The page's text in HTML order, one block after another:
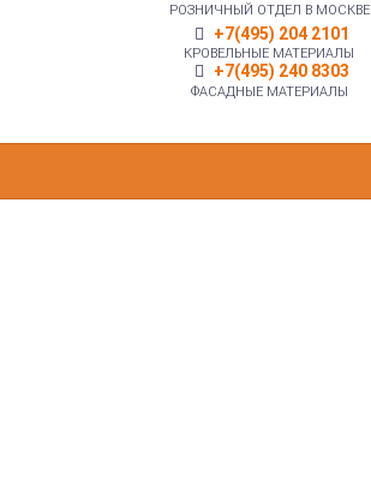
РОЗНИЧНЫЙ ОТДЕЛ В МОСКВЕ
+7(495) 204 2101
КРОВЕЛЬНЫЕ МАТЕРИАЛЫ
+7(495) 240 8303
ФАСАДНЫЕ МАТЕРИАЛЫ